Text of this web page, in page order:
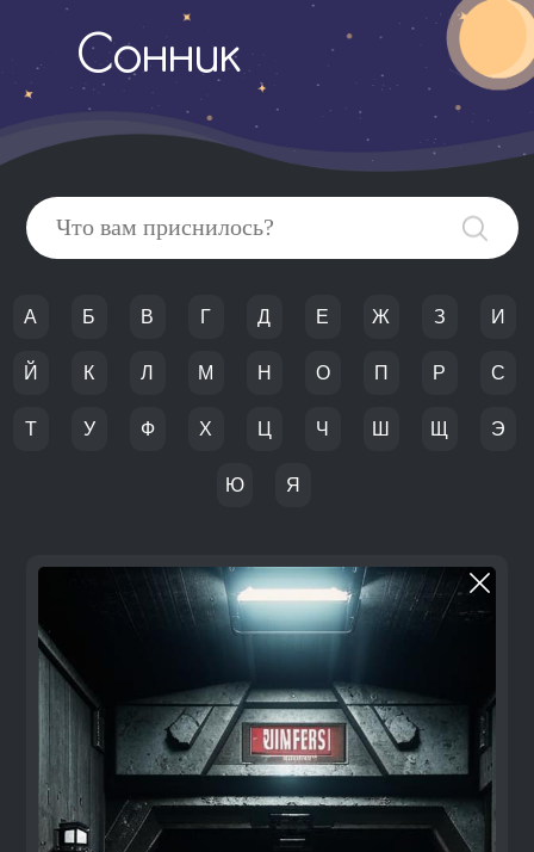
Сонник
А Б В Г Д Е Ж З И
Й К Л М Н О П Р С
Т У Ф Х Ц Ч Ш Щ Э
Ю Я